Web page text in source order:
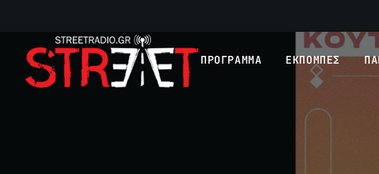
ΠΡΟΓΡΑΜΜΑ ΕΚΠΟΜΠΕΣ